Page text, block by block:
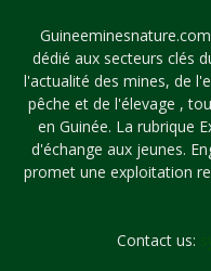
dédié aux secteurs clés
l'actualité des mines, de
pêche et de l'élevage ,
en Guinée. La rubrique
d'échange aux jeunes.
promet une exploitation
Contact us: